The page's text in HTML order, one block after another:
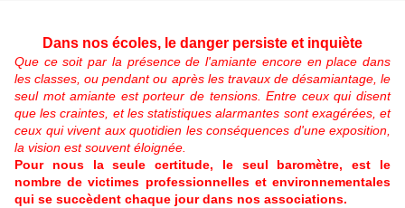
Dans nos écoles, le danger persiste et inquiète
Que ce soit par la présence de l'amiante encore en place dans
les classes, ou pendant ou après les travaux de désamiantage, le
seul mot amiante est porteur de tensions. Entre ceux qui disent
que les craintes, et les statistiques alarmantes sont exagérées, et
ceux qui vivent aux quotidien les conséquences d'une exposition,
la vision est souvent éloignée.
Pour nous la seule certitude, le seul baromètre, est le
nombre de victimes professionnelles et environnementales
qui se succèdent chaque jour dans nos associations.